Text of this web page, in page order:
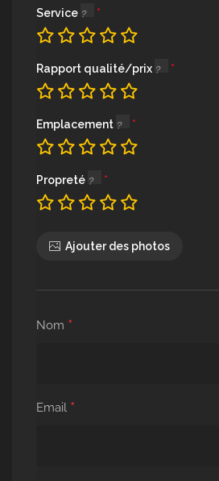
Service
Rapport qualité/prix
Emplacement
Propreté
Ajouter des photos
Nom *
Email *